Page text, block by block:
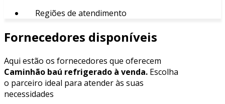
Regiões de atendimento
Fornecedores disponíveis
Aqui estão os fornecedores que oferecem
Caminhão baú refrigerado à venda. Escolha
o parceiro ideal para atender às suas
necessidades